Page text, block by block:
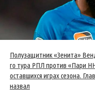
Полузащитник «Зенита»
го тура РПЛ против «Пари
оставшихся играх сезона.
назвал